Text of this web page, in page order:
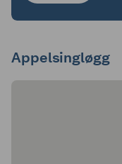
Appelsingløgg